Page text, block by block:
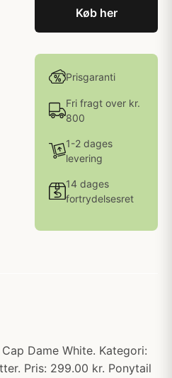
Køb her
Prisgaranti
Fri fragt over kr.
800
1-2 dages
levering
14 dages
fortrydelsesret
Dame White. Kategori:
Pris: 299.00 kr. Ponytail